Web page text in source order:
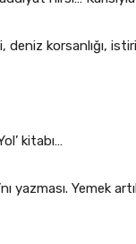
korsanlığı,
kitabı…
yazması. Yemek